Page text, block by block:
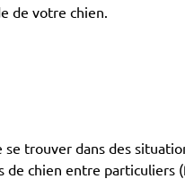
de votre chien.
trouver dans des
de chien entre